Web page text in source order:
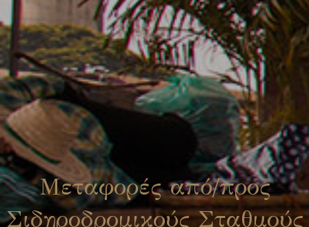
Μεταφορές από/προς
Σιδηροδρομικούς Σταθμούς